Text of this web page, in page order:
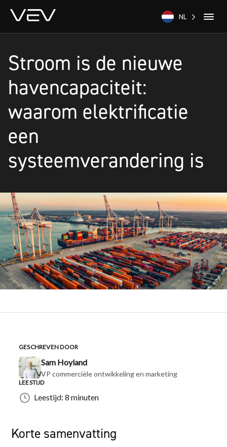
NL
Stroom is de nieuwe
havencapaciteit:
waarom elektrificatie
een
systeemverandering is
GESCHREVEN DOOR
Sam Hoyland
VP commerciële ontwikkeling en marketing
LEESTIJD
Leestijd: 8 minuten
Korte samenvatting